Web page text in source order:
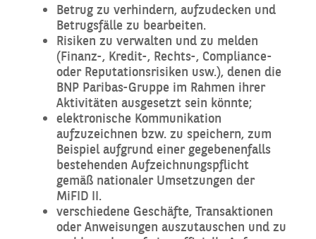
Betrug zu verhindern, aufzudecken und
Betrugsfälle zu bearbeiten.
Risiken zu verwalten und zu melden
(Finanz-, Kredit-, Rechts-, Compliance-
oder Reputationsrisiken usw.), denen die
BNP Paribas-Gruppe im Rahmen ihrer
Aktivitäten ausgesetzt sein könnte;
elektronische Kommunikation
aufzuzeichnen bzw. zu speichern, zum
Beispiel aufgrund einer gegebenenfalls
bestehenden Aufzeichnungspflicht
gemäß nationaler Umsetzungen der
MiFID II.
verschiedene Geschäfte, Transaktionen
oder Anweisungen auszutauschen und zu